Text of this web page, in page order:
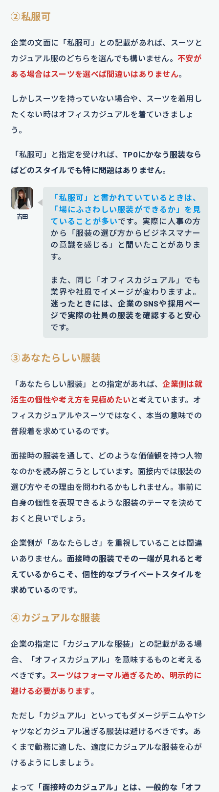
②私服可
企業の文面に「私服可」との記載があれば、スーツと
カジュアル服のどちらを選んでも構いません。不安が
ある場合はスーツを選べば間違いはありません。
しかしスーツを持っていない場合や、スーツを着用し
たくない時はオフィスカジュアルを着ていきましょ
う。
「私服可」と指定を受ければ、 TPOにかなう服装なら
ばどのスタイルでも特に問題はありません。
「私服可」と書かれていているときは、
「場にふさわしい服装ができるか」を見
ていることが多いです。実際に人事の方
から「服装の選び方からビジネスマナー
の意識を感じる」と聞いたことがありま
す。
また、同じ「オフィスカジュアル」でも
業界や社風でイメージが変わりますよ。
迷ったときには、企業のSNSや採用ペー
ジで実際の社員の服装を確認すると安心
です。
③あなたらしい服装
「あなたらしい服装」との指定があれば、企業側は就
活生の個性や考え方を見極めたい と考えています。オ
フィスカジュアルやスーツではなく、本当の意味での
普段着を求めているのです。
面接時の服装を通して、どのような価値観を持つ人物
なのかを読み解こうとしています。面接内では服装の
選び方やその理由を問われるかもしれません。事前に
自身の個性を表現できるような服装のテーマを決めて
おくと良いでしょう。
企業側が「あなたらしさ」を重視していることは間違
いありません。 面接時の服装でその一端が見れると考
えているからこそ、個性的なプライベートスタイルを
求めているのです。
④カジュアルな服装
企業の指定に「カジュアルな服装」との記載がある場
合、「オフィスカジュアル」を意味するものと考える
べきです。 スーツはフォーマル過ぎるため、明示的に
避ける必要があります。
ただし「カジュアル」といってもダメージデニムやTシ
ャツなどカジュアル過ぎる服装は避けるべきです。あ
くまで勤務に適した、適度にカジュアルな服装を心が
けるようにしましょう。
よって 「面接時のカジュアル」とは、一般的な「オフ